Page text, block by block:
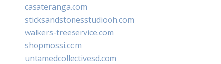
casateranga.com
sticksandstonesstudiooh.com
walkers-treeservice.com
shopmossi.com
untamedcollectivesd.com